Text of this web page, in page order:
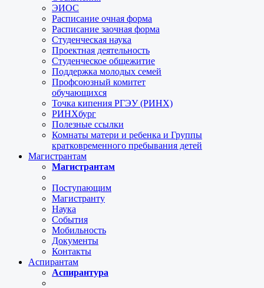
ЭИОС
Расписание очная форма
Расписание заочная форма
Студенческая наука
Проектная деятельность
Студенческое общежитие
Поддержка молодых семей
Профсоюзный комитет
обучающихся
Точка кипения РГЭУ (РИНХ)
РИНХбург
Полезные ссылки
Комнаты матери и ребенка и Группы
кратковременного пребывания детей
Магистрантам
Магистрантам
Поступающим
Магистранту
Наука
События
Мобильность
Документы
Контакты
Аспирантам
Аспирантура